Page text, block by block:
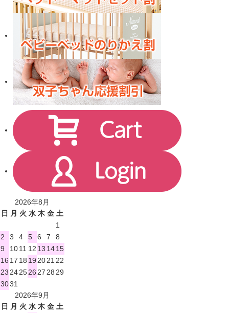
2026年8月
日
月 火 水 木 金 土
1
2
3 4 5 6 7
8
9
1011 12 13 1415
16 17 18 19 2021 22
23 242526 27 28 29
3031
2026年9月
日
月 火 水 木 金 土